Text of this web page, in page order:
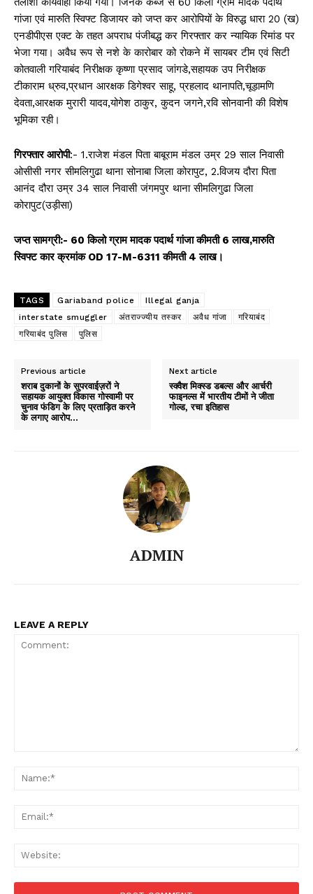
गांजा एवं मारुति स्विफ्ट डिजायर को जप्त कर आरोपियों के विरुद्ध धारा 20 (ख)
एनडीपीएस एक्ट के तहत अपराध पंजीबद्ध कर गिरफ्तार कर न्यायिक रिमांड पर
भेजा गया। अवैध रूप से नशे के कारोबार को रोकने में सायबर टीम एवं सिटी
कोतवाली गरियाबंद निरीक्षक कृष्णा प्रसाद जांगडे,सहायक उप निरीक्षक
टीकाराम ध्रुव,प्रधान आरक्षक डिगेश्वर साहू, प्रहलाद थानापति,चूड़ामणि
देवता,आरक्षक मुरारी यादव,योगेश ठाकुर, कुदन जगने,रवि सोनवानी की विशेष
भूमिका रही।
गिरफ्तार आरोपी:- 1.राजेश मंडल पिता बाबूराम मंडल उम्र 29 साल निवासी
ओसीसी नगर सीमलिगुढा थाना सोनाबा जिला कोरापुट, 2.विजय दौरा पिता
आनंद दौरा उम्र 34 साल निवासी जंगमपुर थाना सीमलिगुढा जिला
कोरापुट(उड़ीसा)
जप्त सामग्री:- 60 किलो ग्राम मादक पदार्थ गांजा कीमती 6 लाख,मारुति
स्विफ्ट कार क्रमांक OD 17-M-6311 कीमती 4 लाख।
TAGS Gariaband police
Illegal ganja
interstate smuggler
अंतराज्ज्यीय तस्कर अवैध गांजा
गरियाबंद
गरियाबंद पुलिस
पुलिस
Previous article
शराब दुकानों के सुपरवाईज़रों ने
सहायक आयुक्त विकास गोस्वामी पर
चुनाव फंडिग के लिए प्रताड़ित करने
के लगाए आरोप…
Next article
स्क्वैश मिक्स्ड डबल्स और आर्चरी
फाइनल्स में भारतीय टीमों ने जीता
गोल्ड, रचा इतिहास
ADMIN
LEAVE A REPLY